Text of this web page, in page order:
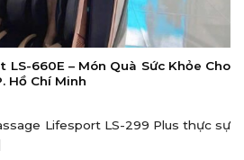
660E – Món Quà Sức Khỏe Cho
Hồ Chí Minh
Lifesport LS-299 Plus thực sự